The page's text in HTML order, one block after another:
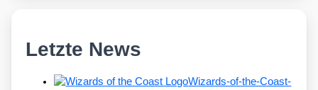
Letzte News
Wizards-of-the-Coast-